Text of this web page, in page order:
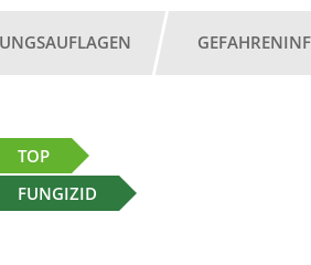
TOP
FUNGIZID